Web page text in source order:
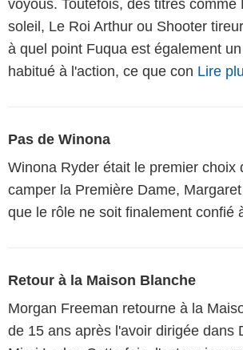
voyous. Toutefois, des titres comme
soleil, Le Roi Arthur ou Shooter
à quel point Fuqua est également
habitué à l'action, ce que con Lire
Pas de Winona
Winona Ryder était le premier choix
camper la Première Dame,
que le rôle ne soit finalement confié
Retour à la Maison Blanche
Morgan Freeman retourne à la
de 15 ans après l'avoir dirigée dans